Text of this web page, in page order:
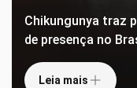
Chikungunya traz
de presença no
Leia mais